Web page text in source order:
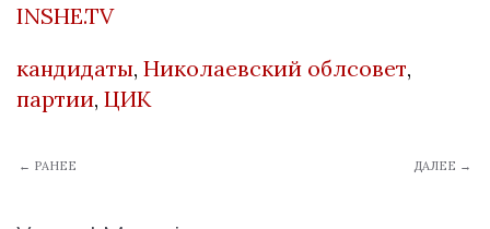
INSHE.TV
кандидаты, Николаевский облсовет,
партии, ЦИК
← РАНЕЕ ДАЛЕЕ →